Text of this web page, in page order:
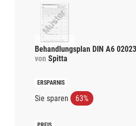
Behandlungsplan DIN A6
von Spitta
Sie sparen 63%